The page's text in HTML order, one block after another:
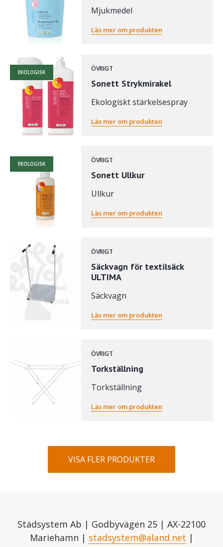
Mjukmedel
Läs mer om produkten
EKOLOGISK ÖVRIGT
Sonett Strykmirakel
Ekologiskt stärkelsespray
Läs mer om produkten
EKOLOGISK ÖVRIGT
Sonett Ullkur
Ullkur
Läs mer om produkten
ÖVRIGT
Säckvagn för textilsäck
ULTIMA
Säckvagn
Läs mer om produkten
ÖVRIGT
Torkställning
Torkställning
Läs mer om produkten
VISA FLER PRODUKTER
Städsystem Ab | Godbyvägen 25 | AX-22100
Mariehamn | stadsystem@aland.net |